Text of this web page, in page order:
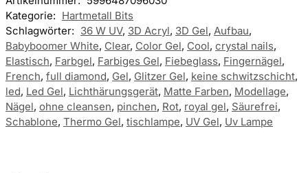
Kategorie: Hartmetall Bits
Schlagwörter: 36 W UV, 3D Acryl, 3D Gel, Aufbau,
Babyboomer White, Clear, Color Gel, Cool, crystal nails,
Elastisch, Farbgel, Farbiges Gel, Fiebeglass, Fingernägel,
French, full diamond, Gel, Glitzer Gel, keine schwitzschicht,
led, Led Gel, Lichthärungsgerät, Matte Farben, Modellage,
Nägel, ohne cleansen, pinchen, Rot, royal gel, Säurefrei,
Schablone, Thermo Gel, tischlampe, UV Gel, Uv Lampe